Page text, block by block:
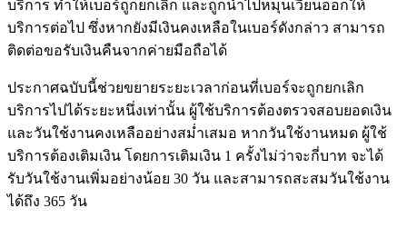
บริการ ทำให้เบอร์ถูกยกเลิก และถูกนำไปหมุนเวียนออกให้
บริการต่อไป ซึ่งหากยังมีเงินคงเหลือในเบอร์ดังกล่าว สามารถ
ติดต่อขอรับเงินคืนจากค่ายมือถือได้
ประกาศฉบับนี้ช่วยขยายระยะเวลาก่อนที่เบอร์จะถูกยกเลิก
บริการไปได้ระยะหนึ่งเท่านั้น ผู้ใช้บริการต้องตรวจสอบยอดเงิน
และวันใช้งานคงเหลืออย่างสม่ำเสมอ หากวันใช้งานหมด ผู้ใช้
บริการต้องเติมเงิน โดยการเติมเงิน 1 ครั้งไม่ว่าจะกี่บาท จะได้
รับวันใช้งานเพิ่มอย่างน้อย 30 วัน และสามารถสะสมวันใช้งาน
ได้ถึง 365 วัน